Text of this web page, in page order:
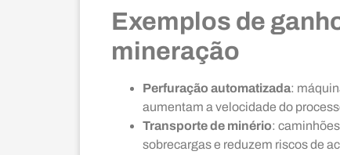
Exemplos de
mineração
Perfuração automatizada:
aumentam a velocidade do
Transporte de minério:
sobrecargas e reduzem riscos de